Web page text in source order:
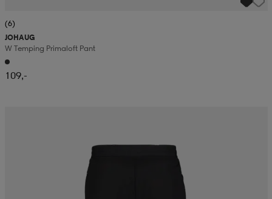
(6)
JOHAUG
W Temping Primaloft Pant
109,-